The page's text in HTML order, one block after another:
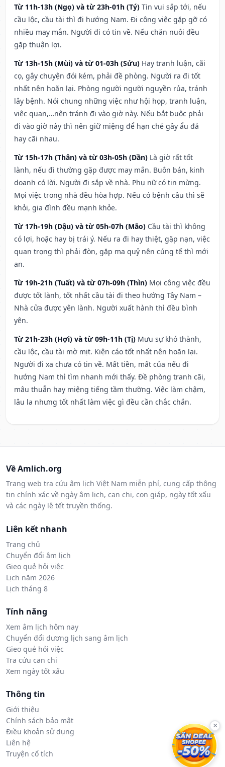
Từ 11h-13h (Ngọ) và từ 23h-01h (Tý) Tin vui sắp tới, nếu
cầu lộc, cầu tài thì đi hướng Nam. Đi công việc gặp gỡ có
nhiều may mắn. Người đi có tin về. Nếu chăn nuôi đều
gặp thuận lợi.
Từ 13h-15h (Mùi) và từ 01-03h (Sửu) Hay tranh luận, cãi
cọ, gây chuyện đói kém, phải đề phòng. Người ra đi tốt
nhất nên hoãn lại. Phòng người người nguyền rủa, tránh
lây bệnh. Nói chung những việc như hội họp, tranh luận,
việc quan,…nên tránh đi vào giờ này. Nếu bắt buộc phải
đi vào giờ này thì nên giữ miệng để hạn ché gây ẩu đả
hay cãi nhau.
Từ 15h-17h (Thân) và từ 03h-05h (Dần) Là giờ rất tốt
lành, nếu đi thường gặp được may mắn. Buôn bán, kinh
doanh có lời. Người đi sắp về nhà. Phụ nữ có tin mừng.
Mọi việc trong nhà đều hòa hợp. Nếu có bệnh cầu thì sẽ
khỏi, gia đình đều mạnh khỏe.
Từ 17h-19h (Dậu) và từ 05h-07h (Mão) Cầu tài thì không
có lợi, hoặc hay bị trái ý. Nếu ra đi hay thiệt, gặp nạn, việc
quan trọng thì phải đòn, gặp ma quỷ nên cúng tế thì mới
an.
Từ 19h-21h (Tuất) và từ 07h-09h (Thìn) Mọi công việc đều
được tốt lành, tốt nhất cầu tài đi theo hướng Tây Nam –
Nhà cửa được yên lành. Người xuất hành thì đều bình
yên.
Từ 21h-23h (Hợi) và từ 09h-11h (Tị) Mưu sự khó thành,
cầu lộc, cầu tài mờ mịt. Kiện cáo tốt nhất nên hoãn lại.
Người đi xa chưa có tin về. Mất tiền, mất của nếu đi
hướng Nam thì tìm nhanh mới thấy. Đề phòng tranh cãi,
mâu thuẫn hay miệng tiếng tầm thường. Việc làm chậm,
lâu la nhưng tốt nhất làm việc gì đều cần chắc chắn.
Về Amlich.org
Trang web tra cứu âm lịch Việt Nam miễn phí, cung cấp thông
tin chính xác về ngày âm lịch, can chi, con giáp, ngày tốt xấu
và các ngày lễ tết truyền thống.
Liên kết nhanh
Trang chủ
Chuyển đổi âm lịch
Gieo quẻ hỏi việc
Lịch năm 2026
Lịch tháng 8
Tính năng
Xem âm lịch hôm nay
Chuyển đổi dương lịch sang âm lịch
Gieo quẻ hỏi việc
Tra cứu can chi
Xem ngày tốt xấu
Thông tin
Giới thiệu
Chính sách bảo mật
Điều khoản sử dụng
Liên hệ
Truyện cổ tích
×